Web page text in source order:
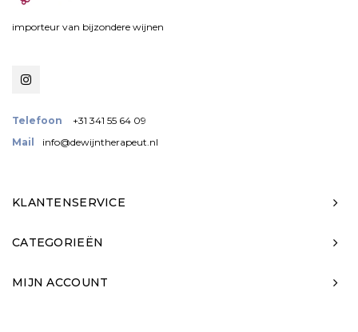
importeur van bijzondere wijnen
Telefoon
+31 341 55 64 09
Mail
info@dewijntherapeut.nl
KLANTENSERVICE
CATEGORIEËN
MIJN ACCOUNT